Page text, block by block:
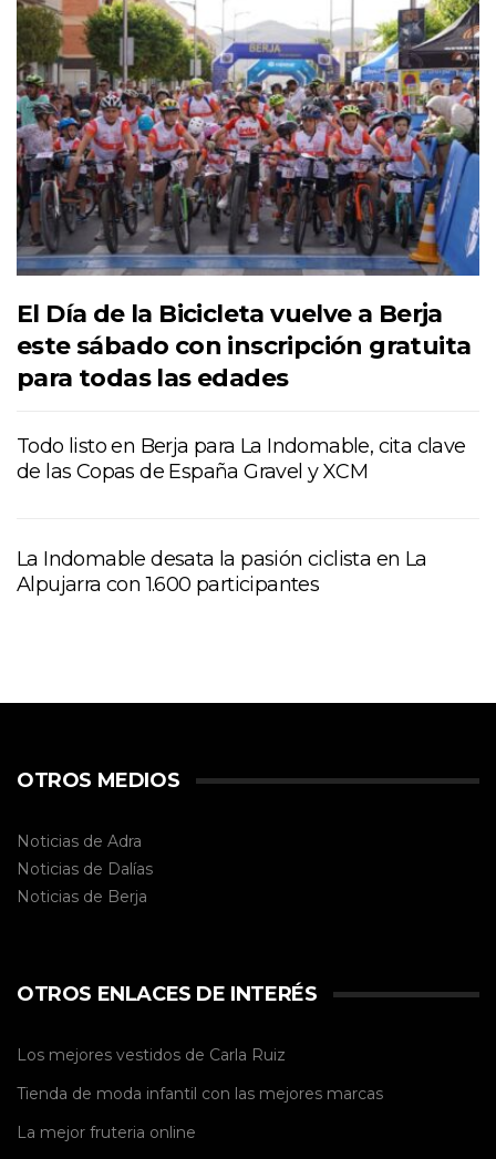
El Día de la Bicicleta vuelve a Berja
este sábado con inscripción gratuita
para todas las edades
Todo listo en Berja para La Indomable, cita clave
de las Copas de España Gravel y XCM
La Indomable desata la pasión ciclista en La
Alpujarra con 1.600 participantes
OTROS MEDIOS
Noticias de Adra
Noticias de Dalías
Noticias de Berja
OTROS ENLACES DE INTERÉS
Los mejores vestidos de Carla Ruiz
Tienda de moda infantil con las mejores marcas
La mejor fruteria online